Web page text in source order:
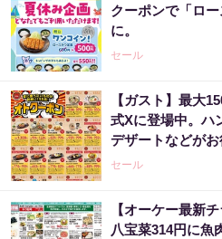
クーポンで「ロ
に。
セール
【ガスト】最大
式Xに登場中。ハ
デザートなどがお
セール
【オーケー最新
八宝菜314円に魚